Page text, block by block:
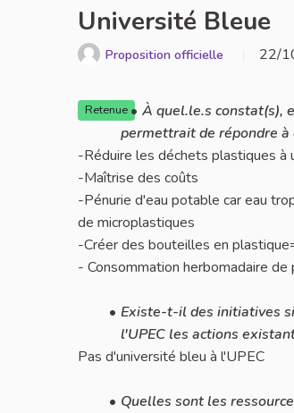
Université Bleue
Proposition officielle 22/
Retenue
À quel.le.s constat(s),
permettrait de répondre à
-Réduire les déchets plastiques à
-Maîtrise des coûts
-Pénurie d'eau potable car eau
de microplastiques
-Créer des bouteilles en
- Consommation herbomadaire
Existe-t-il des initiatives
l'UPEC les actions
Pas d'université bleu à l'UPEC
Quelles sont les